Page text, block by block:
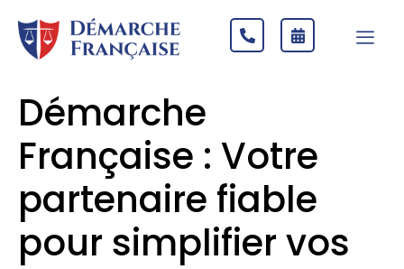
Démarche
Française : Votre
partenaire fiable
pour simplifier vos